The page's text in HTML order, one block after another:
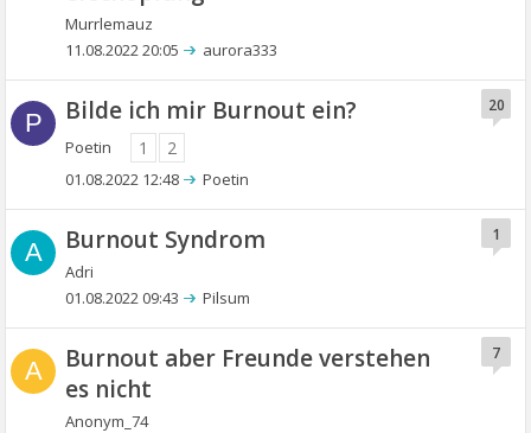
Murrlemauz
11.08.2022 20:05 aurora333
P Bilde ich mir Burnout ein?
Poetin 1 2
20
01.08.2022 12:48 Poetin
A Burnout Syndrom
Adri
1
01.08.2022 09:43 Pilsum
A
Burnout aber Freunde verstehen
es nicht
Anonym_74
7